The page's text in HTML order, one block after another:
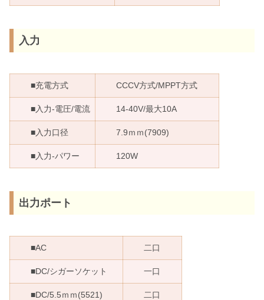
入力
■充電方式 CCCV方式/MPPT方式
■入力-電圧/電流 14-40V/最大10A
■入力口径 7.9ｍｍ(7909)
■入力-パワー 120W
出力ポート
■AC 二口
■DC/シガーソケット 一口
■DC/5.5ｍｍ(5521) 二口